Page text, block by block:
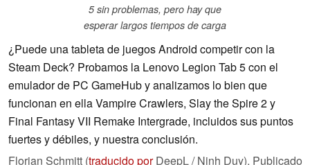
5 sin problemas, pero hay que
esperar largos tiempos de carga
¿Puede una tableta de juegos Android competir con la
Steam Deck? Probamos la Lenovo Legion Tab 5 con el
emulador de PC GameHub y analizamos lo bien que
funcionan en ella Vampire Crawlers, Slay the Spire 2 y
Final Fantasy VII Remake Intergrade, incluidos sus puntos
fuertes y débiles, y nuestra conclusión.
Florian Schmitt (traducido porDeepL / Ninh Duy), Publicado